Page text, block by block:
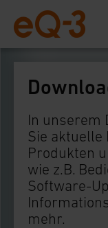
In unserem
Sie
Produkten
wie z.B.
Software-
mehr.